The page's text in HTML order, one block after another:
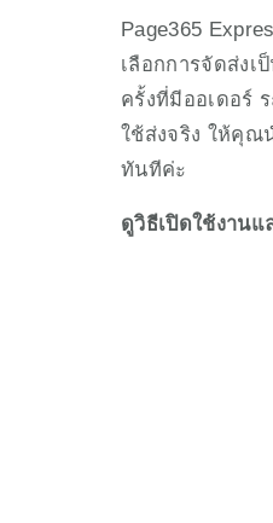
Page365
เลือกการจัดส่งเ
ครั้งที่มีออเดอร์
ใช้ส่งจริง ให้คุณ
ทันทีค่ะ
ดูวิธีเปิดใช้งานแ